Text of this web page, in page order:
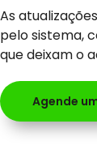
As
pelo sistema,
que deixam o
Agende